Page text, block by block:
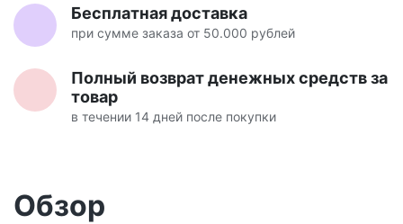
Бесплатная доставка
при сумме заказа от 50.000 рублей
Полный возврат денежных средств за
товар
в течении 14 дней после покупки
Обзор